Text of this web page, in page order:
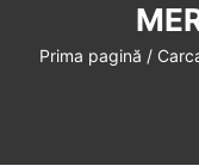
Prima pagină /